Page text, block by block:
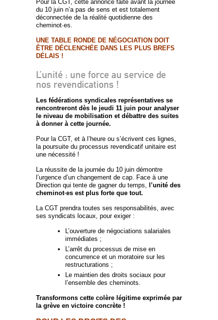
Pour la CGT, cette annonce faite avant la journée
du 10 juin n’a pas de sens et est totalement
déconnectée de la réalité quotidienne des
cheminot·es.
UNE TABLE RONDE DE NÉGOCIATION DOIT
ÊTRE DÉCLENCHÉE DANS LES PLUS BREFS
DÉLAIS !
L’unité : une force au service de
nos revendications !
Les fédérations syndicales représentatives se
rencontreront dès le jeudi 11 juin pour analyser
le niveau de mobilisation et débattre des suites
à donner à cette journée.
Pour la CGT, et à l’heure ou s’écrivent ces lignes,
la poursuite du processus revendicatif unitaire est
une nécessité !
La réussite de la journée du 10 juin démontre
l’urgence d’un changement de cap. Face à une
Direction qui tente de gagner du temps, l’unité des
cheminot·es est plus forte que tout.
La CGT prendra toutes ses responsabilités, avec
ses syndicats locaux, pour exiger :
L’ouverture de négociations salariales
immédiates ;
L’arrêt du processus de mise en
concurrence et un moratoire sur les
restructurations ;
Le maintien des droits sociaux pour
l’ensemble des cheminots.
Transformons cette colère légitime exprimée par
la grève en victoire concrète !